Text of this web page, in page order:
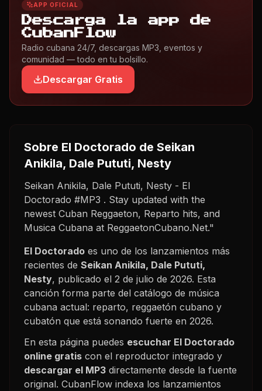
APP OFICIAL
Descarga la app de
CubanFlow
Radio cubana 24/7, descargas MP3, eventos y
comunidad — todo en tu bolsillo.
Descargar Gratis
Sobre El Doctorado de Seikan
Anikila, Dale Pututi, Nesty
Seikan Anikila, Dale Pututi, Nesty - El
Doctorado #MP3 . Stay updated with the
newest Cuban Reggaeton, Reparto hits, and
Musica Cubana at ReggaetonCubano.Net."
El Doctorado es uno de los lanzamientos más
recientes de Seikan Anikila, Dale Pututi,
Nesty, publicado el 2 de julio de 2026. Esta
canción forma parte del catálogo de música
cubana actual: reparto, reggaetón cubano y
cubatón que está sonando fuerte en 2026.
En esta página puedes escuchar El Doctorado
online gratis con el reproductor integrado y
descargar el MP3 directamente desde la fuente
original. CubanFlow indexa los lanzamientos